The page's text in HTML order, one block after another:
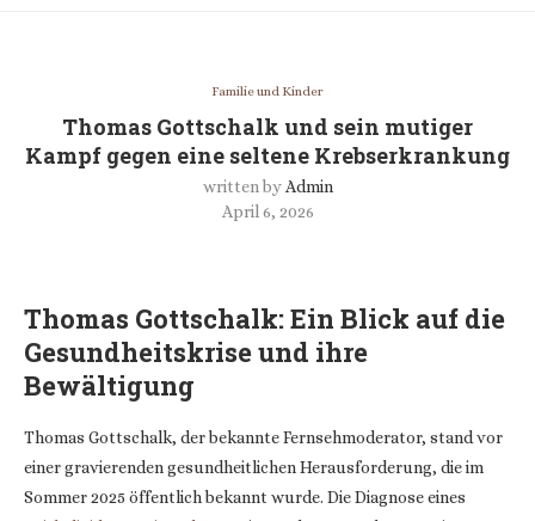
Familie und Kinder
Thomas Gottschalk und sein mutiger
Kampf gegen eine seltene Krebserkrankung
written by Admin
April 6, 2026
Thomas Gottschalk: Ein Blick auf die
Gesundheitskrise und ihre
Bewältigung
Thomas Gottschalk, der bekannte Fernsehmoderator, stand vor
einer gravierenden gesundheitlichen Herausforderung, die im
Sommer 2025 öffentlich bekannt wurde. Die Diagnose eines